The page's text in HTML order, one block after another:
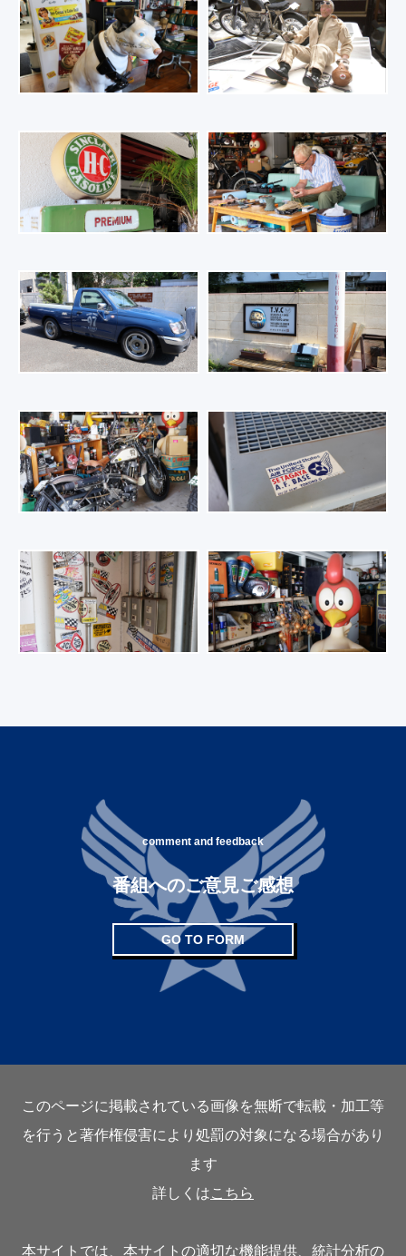
comment and feedback
番組へのご意見ご感想
GO TO FORM
このページに掲載されている画像を無断で転載・加工等
を行うと著作権侵害により処罰の対象になる場合があり
ます
詳しくはこちら
本サイトでは、本サイトの適切な機能提供、統計分析の